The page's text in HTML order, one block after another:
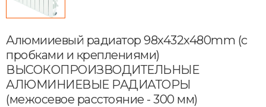
Алюмииевый радиатор 98x432x480mm (с
пробками и креплениями)
ВЫСОКОПРОИЗВОДИТЕЛЬНЫЕ
АЛЮМИНИЕВЫЕ РАДИАТОРЫ
(межосевое расстояние - 300 мм)